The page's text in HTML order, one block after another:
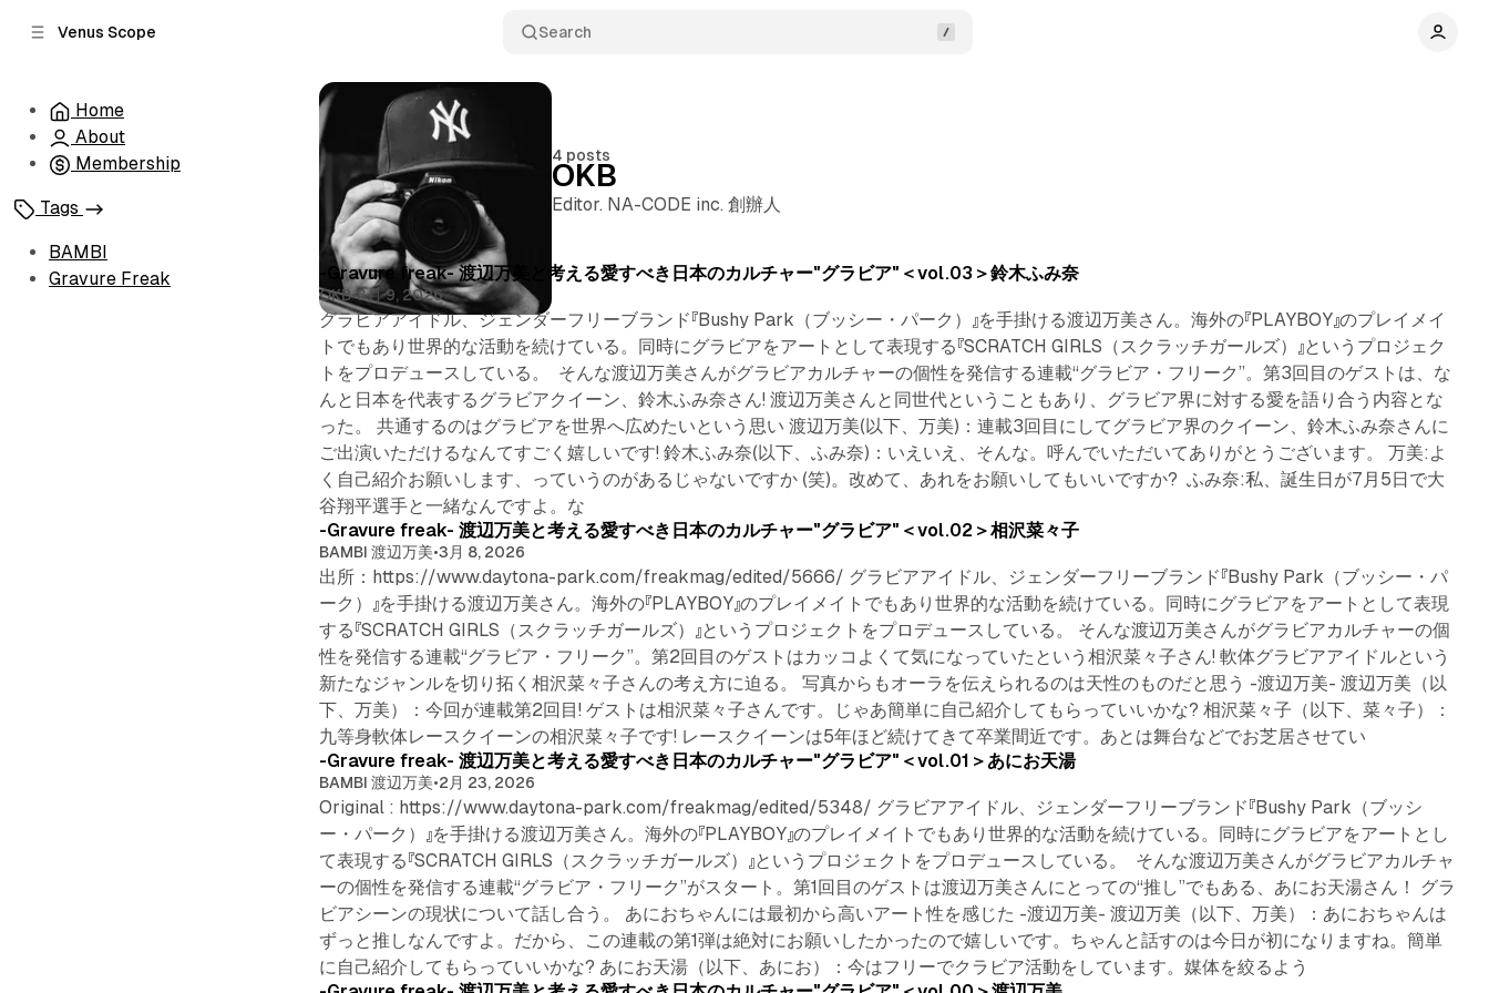
Venus Scope Search
Home
About
Membership
Tags
BAMBI
Gravure Freak
4 posts
OKB
Editor. NA-CODE inc. 創辦人
Posts
-Gravure freak- 渡辺万美と考える愛すべき日本のカルチャー"グラビア"＜vol.03＞鈴木ふみ奈
OKB•3月 9, 2026
グラビアアイドル、ジェンダーフリーブランド『Bushy Park（ブッシー・パーク）』を手掛ける渡辺万美さん。海外の『PLAYBOY』のプレイメイ
トでもあり世界的な活動を続けている。同時にグラビアをアートとして表現する『SCRATCH GIRLS（スクラッチガールズ）』というプロジェク
トをプロデュースしている。 そんな渡辺万美さんがグラビアカルチャーの個性を発信する連載“グラビア・フリーク”。第3回目のゲストは、な
んと日本を代表するグラビアクイーン、鈴木ふみ奈さん! 渡辺万美さんと同世代ということもあり、グラビア界に対する愛を語り合う内容とな
った。 共通するのはグラビアを世界へ広めたいという思い 渡辺万美(以下、万美)：連載3回目にしてグラビア界のクイーン、鈴木ふみ奈さんに
ご出演いただけるなんてすごく嬉しいです! 鈴木ふみ奈(以下、ふみ奈)：いえいえ、そんな。呼んでいただいてありがとうございます。 万美:よ
く自己紹介お願いします、っていうのがあるじゃないですか (笑)。改めて、あれをお願いしてもいいですか? ふみ奈:私、誕生日が7月5日で大
谷翔平選手と一緒なんですよ。な
6 min read
-Gravure freak- 渡辺万美と考える愛すべき日本のカルチャー"グラビア"＜vol.02＞相沢菜々子
BAMBI 渡辺万美•3月 8, 2026
出所：https://www.daytona-park.com/freakmag/edited/5666/ グラビアアイドル、ジェンダーフリーブランド『Bushy Park（ブッシー・パ
ーク）』を手掛ける渡辺万美さん。海外の『PLAYBOY』のプレイメイトでもあり世界的な活動を続けている。同時にグラビアをアートとして表現
する『SCRATCH GIRLS（スクラッチガールズ）』というプロジェクトをプロデュースしている。 そんな渡辺万美さんがグラビアカルチャーの個
性を発信する連載“グラビア・フリーク”。第2回目のゲストはカッコよくて気になっていたという相沢菜々子さん! 軟体グラビアアイドルという
新たなジャンルを切り拓く相沢菜々子さんの考え方に迫る。 写真からもオーラを伝えられるのは天性のものだと思う -渡辺万美- 渡辺万美（以
下、万美）：今回が連載第2回目! ゲストは相沢菜々子さんです。じゃあ簡単に自己紹介してもらっていいかな? 相沢菜々子（以下、菜々子）：
九等身軟体レースクイーンの相沢菜々子です! レースクイーンは5年ほど続けてきて卒業間近です。あとは舞台などでお芝居させてい
8 min read
-Gravure freak- 渡辺万美と考える愛すべき日本のカルチャー"グラビア"＜vol.01＞あにお天湯
BAMBI 渡辺万美•2月 23, 2026
Original : https://www.daytona-park.com/freakmag/edited/5348/ グラビアアイドル、ジェンダーフリーブランド『Bushy Park（ブッシ
ー・パーク）』を手掛ける渡辺万美さん。海外の『PLAYBOY』のプレイメイトでもあり世界的な活動を続けている。同時にグラビアをアートとし
て表現する『SCRATCH GIRLS（スクラッチガールズ）』というプロジェクトをプロデュースしている。 そんな渡辺万美さんがグラビアカルチャ
ーの個性を発信する連載“グラビア・フリーク”がスタート。第1回目のゲストは渡辺万美さんにとっての“推し”でもある、あにお天湯さん！ グラ
ビアシーンの現状について話し合う。 あにおちゃんには最初から高いアート性を感じた -渡辺万美- 渡辺万美（以下、万美）：あにおちゃんは
ずっと推しなんですよ。だから、この連載の第1弾は絶対にお願いしたかったので嬉しいです。ちゃんと話すのは今日が初になりますね。簡単
に自己紹介してもらっていいかな? あにお天湯（以下、あにお）：今はフリーでクラビア活動をしています。媒体を絞るよう
5 min read